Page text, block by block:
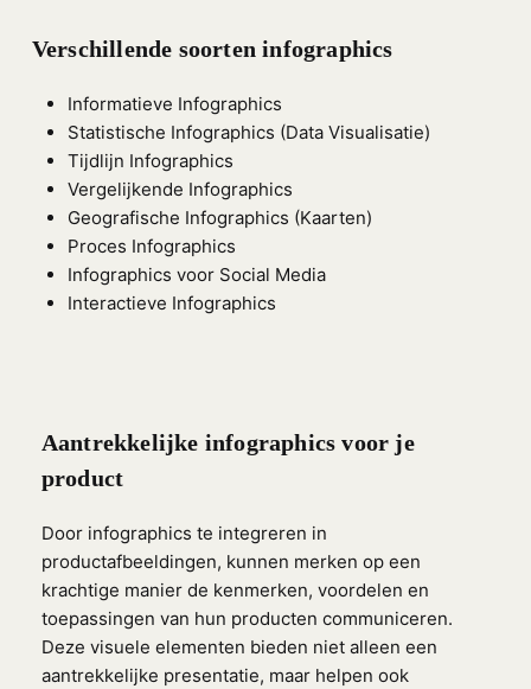
Verschillende soorten infographics
Informatieve Infographics
Statistische Infographics (Data Visualisatie)
Tijdlijn Infographics
Vergelijkende Infographics
Geografische Infographics (Kaarten)
Proces Infographics
Infographics voor Social Media
Interactieve Infographics
Aantrekkelijke infographics voor je
product
Door infographics te integreren in
productafbeeldingen, kunnen merken op een
krachtige manier de kenmerken, voordelen en
toepassingen van hun producten communiceren.
Deze visuele elementen bieden niet alleen een
aantrekkelijke presentatie, maar helpen ook